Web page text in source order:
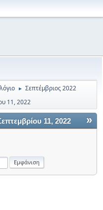
► Σεπτέμβριος 2022
11, 2022
»
11, 2022